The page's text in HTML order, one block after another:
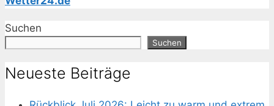
Suchen
Suchen
Neueste Beiträge